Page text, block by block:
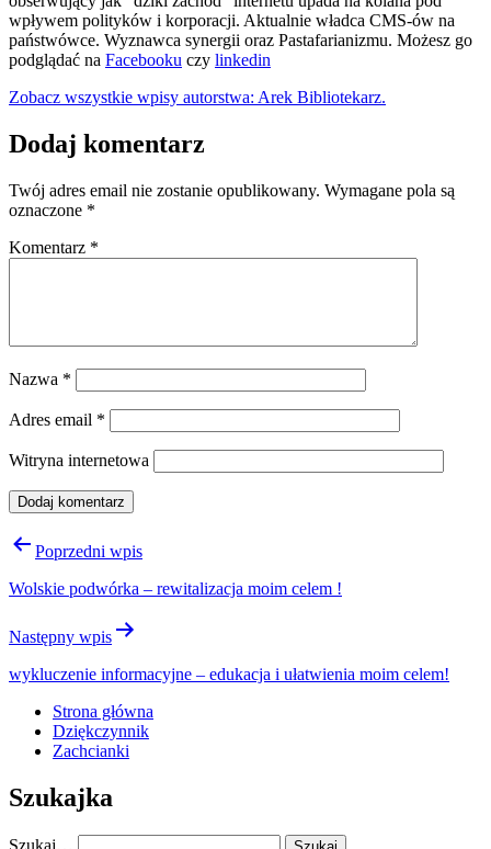
wpływem polityków i korporacji. Aktualnie władca CMS-ów na
państwówce. Wyznawca synergii oraz Pastafarianizmu. Możesz go
podglądać na Facebooku czy linkedin
Zobacz wszystkie wpisy autorstwa: Arek Bibliotekarz.
Dodaj komentarz
Twój adres email nie zostanie opublikowany. Wymagane pola są
oznaczone *
Komentarz *
Nazwa *
Adres email *
Witryna internetowa
Nawigacja
Poprzedni wpis
Wolskie podwórka – rewitalizacja moim celem !
Następny wpis
wykluczenie informacyjne – edukacja i ułatwienia moim celem!
Strona główna
Dziękczynnik
Zachcianki
Szukajka
Szukaj…